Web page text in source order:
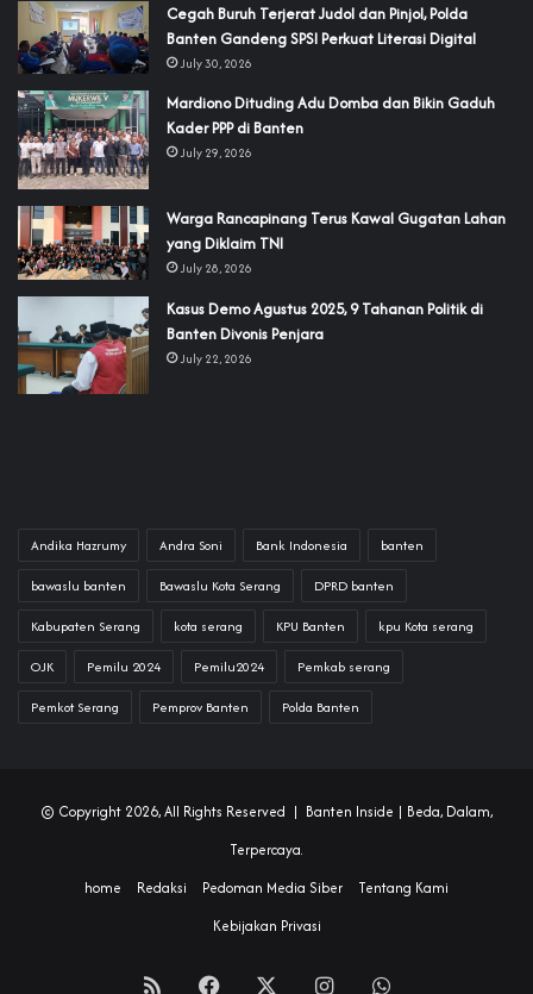
Cegah Buruh Terjerat Judol dan Pinjol, Polda
Banten Gandeng SPSI Perkuat Literasi Digital
July 30, 2026
‎Mardiono Dituding Adu Domba dan Bikin Gaduh
Kader PPP di Banten
July 29, 2026
‎Warga Rancapinang Terus Kawal Gugatan Lahan
yang Diklaim TNI‎‎
July 28, 2026
‎Kasus Demo Agustus 2025, 9 Tahanan Politik di
Banten Divonis Penjara
July 22, 2026
Andika Hazrumy Andra Soni Bank Indonesia banten
bawaslu banten Bawaslu Kota Serang DPRD banten
Kabupaten Serang kota serang KPU Banten kpu Kota serang
OJK Pemilu 2024 Pemilu2024 Pemkab serang
Pemkot Serang Pemprov Banten Polda Banten
© Copyright 2026, All Rights Reserved | Banten Inside | Beda, Dalam,
Terpercaya.
home
Redaksi Pedoman Media Siber
Tentang Kami
Kebijakan Privasi
RSS Facebook InstagramWhatsApp